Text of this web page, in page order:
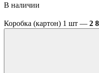
В наличии
Коробка (картон) 1 шт — 2